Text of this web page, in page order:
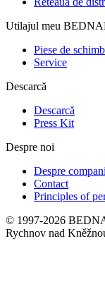
Utilajul meu
Piese de schimb
Service
Descarcă
Descarcă
Press Kit
Despre noi
Despre
Contact
Principles of
© 1997-2026
Rychnov nad